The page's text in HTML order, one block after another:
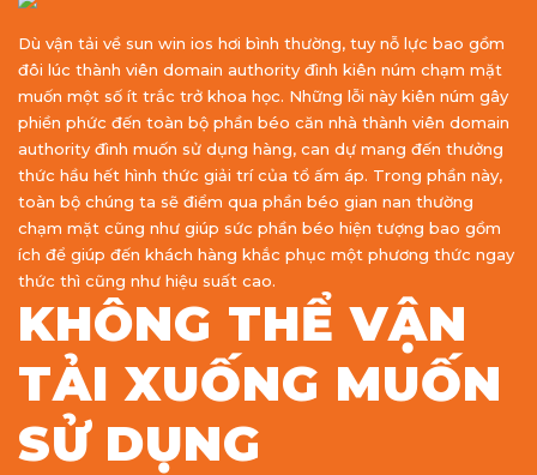
Dù vận tải về sun win ios hơi bình thường, tuy nỗ lực bao gồm
đôi lúc thành viên domain authority đình kiên núm chạm mặt
muốn một số ít trắc trở khoa học. Những lỗi này kiên núm gây
phiền phức đến toàn bộ phần béo căn nhà thành viên domain
authority đình muốn sử dụng hàng, can dự mang đến thưởng
thức hầu hết hình thức giải trí của tổ ấm áp. Trong phần này,
toàn bộ chúng ta sẽ điểm qua phần béo gian nan thường
chạm mặt cũng như giúp sức phần béo hiện tượng bao gồm
ích để giúp đến khách hàng khắc phục một phương thức ngay
thức thì cũng như hiệu suất cao.
KHÔNG THỂ VẬN
TẢI XUỐNG MUỐN
SỬ DỤNG